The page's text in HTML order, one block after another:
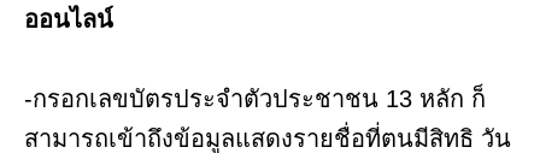
ออนไลน์
-กรอกเลขบัตรประจำตัวประชาชน 13 หลัก ก็
สามารถเข้าถึงข้อมูลแสดงรายชื่อที่ตนมีสิทธิ วัน